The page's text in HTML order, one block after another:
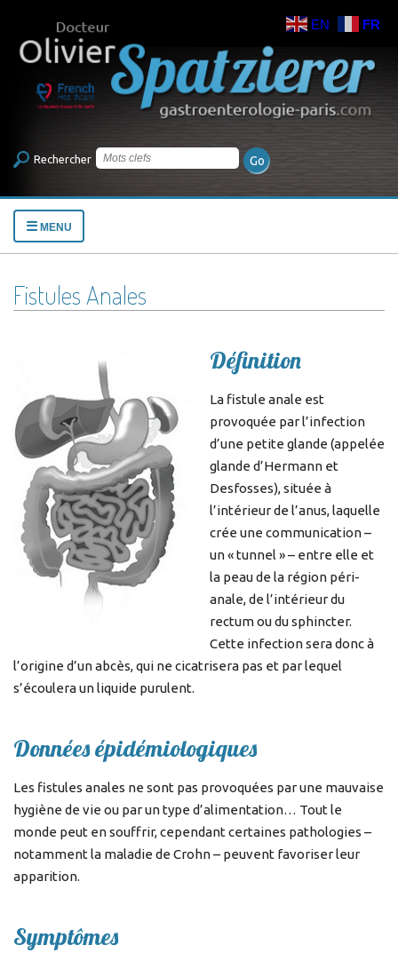
Rechercher
☰ MENU
Fistules Anales
Définition
La fistule anale est
provoquée par l’infection
d’une petite glande (appelée
glande d’Hermann et
Desfosses), située à
l’intérieur de l’anus, laquelle
crée une communication –
un « tunnel » – entre elle et
la peau de la région péri-
anale, de l’intérieur du
rectum ou du sphincter.
Cette infection sera donc à
l’origine d’un abcès, qui ne cicatrisera pas et par lequel
s’écoulera un liquide purulent.
Données épidémiologiques
Les fistules anales ne sont pas provoquées par une mauvaise
hygiène de vie ou par un type d’alimentation… Tout le
monde peut en souffrir, cependant certaines pathologies –
notamment la maladie de Crohn – peuvent favoriser leur
apparition.
Symptômes
EN FR